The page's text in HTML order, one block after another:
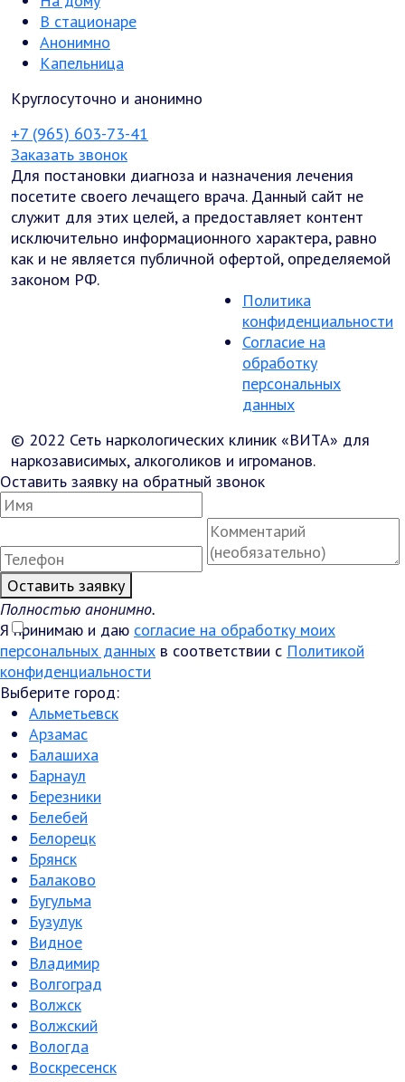
В стационаре
Анонимно
Капельница
Круглосуточно и анонимно
+7 (965) 603-73-41
Заказать звонок
Для постановки диагноза и назначения лечения
посетите своего лечащего врача. Данный сайт не
служит для этих целей, а предоставляет контент
исключительно информационного характера, равно
как и не является публичной офертой, определяемой
законом РФ.
Политика
конфиденциальности
Согласие на
обработку
персональных
данных
© 2022 Сеть наркологических клиник «ВИТА» для
наркозависимых, алкоголиков и игроманов.
Оставить заявку на обратный звонок
Оставить заявку
Полностью анонимно.
Я принимаю и даю согласие на обработку моих
персональных данных в соответствии с Политикой
конфиденциальности
Выберите город:
Альметьевск
Арзамас
Балашиха
Барнаул
Березники
Белебей
Белорецк
Брянск
Балаково
Бугульма
Бузулук
Видное
Владимир
Волгоград
Волжск
Волжский
Вологда
Воскресенск